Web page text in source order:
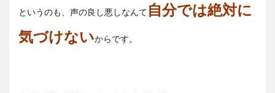
というのも、声の良し悪しなんて 自分では絶対に
気づけないからです。